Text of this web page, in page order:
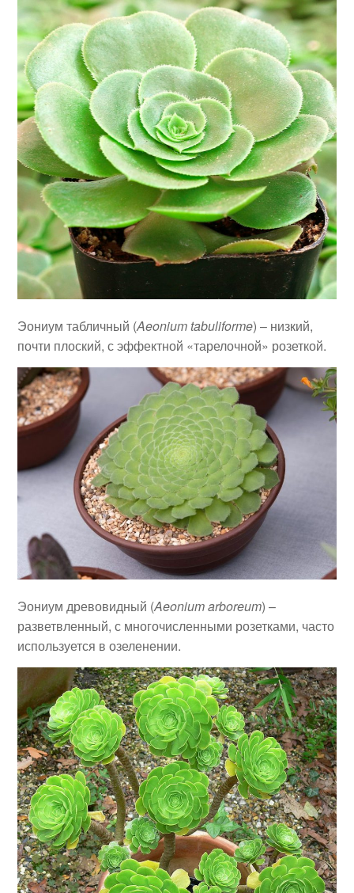
Эониум табличный (Aeonium tabuliforme) – низкий,
почти плоский, с эффектной «тарелочной» розеткой.
Эониум древовидный (Aeonium arboreum) –
разветвленный, с многочисленными розетками, часто
используется в озеленении.